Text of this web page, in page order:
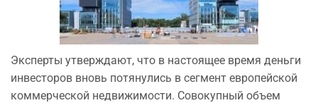
Эксперты утверждают, что в настоящее время деньги
инвесторов вновь потянулись в сегмент европейской
коммерческой недвижимости. Совокупный объем